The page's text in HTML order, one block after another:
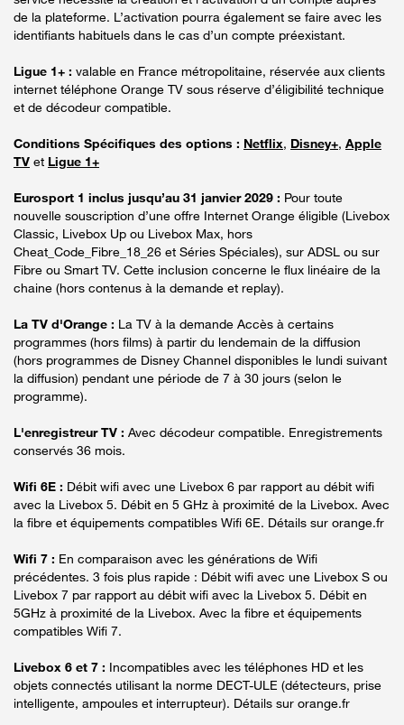
de la plateforme. L’activation pourra également se faire avec les
identifiants habituels dans le cas d’un compte préexistant.
Ligue 1+ : valable en France métropolitaine, réservée aux clients
internet téléphone Orange TV sous réserve d’éligibilité technique
et de décodeur compatible.
Conditions Spécifiques des options : Netflix, Disney+, Apple
TV et Ligue 1+
Eurosport 1 inclus jusqu’au 31 janvier 2029 : Pour toute
nouvelle souscription d’une offre Internet Orange éligible (Livebox
Classic, Livebox Up ou Livebox Max, hors
Cheat_Code_Fibre_18_26 et Séries Spéciales), sur ADSL ou sur
Fibre ou Smart TV. Cette inclusion concerne le flux linéaire de la
chaine (hors contenus à la demande et replay).
La TV d'Orange : La TV à la demande Accès à certains
programmes (hors films) à partir du lendemain de la diffusion
(hors programmes de Disney Channel disponibles le lundi suivant
la diffusion) pendant une période de 7 à 30 jours (selon le
programme).
L'enregistreur TV : Avec décodeur compatible. Enregistrements
conservés 36 mois.
Wifi 6E : Débit wifi avec une Livebox 6 par rapport au débit wifi
avec la Livebox 5. Débit en 5 GHz à proximité de la Livebox. Avec
la fibre et équipements compatibles Wifi 6E. Détails sur orange.fr
Wifi 7 : En comparaison avec les générations de Wifi
précédentes. 3 fois plus rapide : Débit wifi avec une Livebox S ou
Livebox 7 par rapport au débit wifi avec la Livebox 5. Débit en
5GHz à proximité de la Livebox. Avec la fibre et équipements
compatibles Wifi 7.
Livebox 6 et 7 : Incompatibles avec les téléphones HD et les
objets connectés utilisant la norme DECT-ULE (détecteurs, prise
intelligente, ampoules et interrupteur). Détails sur orange.fr